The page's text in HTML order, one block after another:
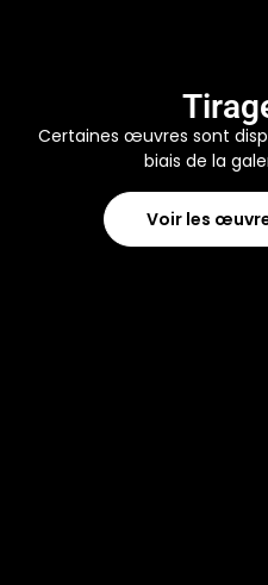
Certaines œuvres sont
biais de la
Voir les